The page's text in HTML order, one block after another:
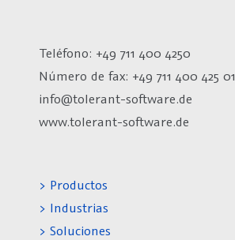
Teléfono: +49 711 400 4250
Número de fax: +49 711 400 425 01
info@tolerant-software.de
www.tolerant-software.de
> Productos
> Industrias
> Soluciones